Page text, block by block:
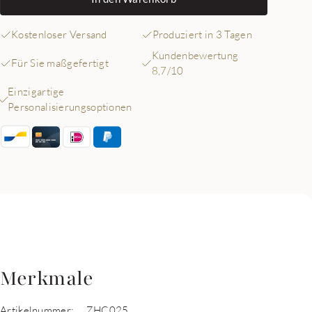
Kostenloser Versand Produziert in 3 Tagen
Für Sie maßgefertigt
Kundenbewertung
8,7/10
Einzigartige
Personalisierungsoptionen
Merkmale